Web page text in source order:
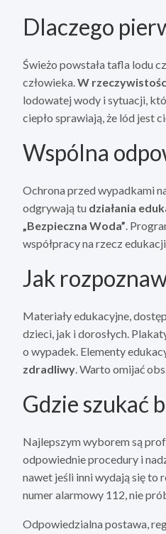
Dlaczego
Świeżo powstała tafla lodu
człowieka.W
lodowatej wody i sytuacji,
ciepło sprawiają, że lód jest
Wspólna
Ochrona przed wypadkami
odgrywają tu działania
„Bezpieczna Woda”.
współpracy na rzecz
Jak
Materiały edukacyjne,
dzieci, jak i dorosłych.
o wypadek. Elementy
zdradliwy. Warto omijać
Gdzie szukać
Najlepszym wyborem są
odpowiednie procedury i
nawet jeśli inni wydają się to
numer alarmowy 112, nie
Odpowiedzialna postawa,